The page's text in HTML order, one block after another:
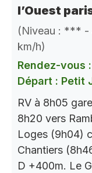
l’Ouest
(Niveau : *** -
km/h)
Rendez-vous
Départ : Petit
RV à 8h05
8h20 vers
Loges (9h04)
Chantiers
D +400m. Le